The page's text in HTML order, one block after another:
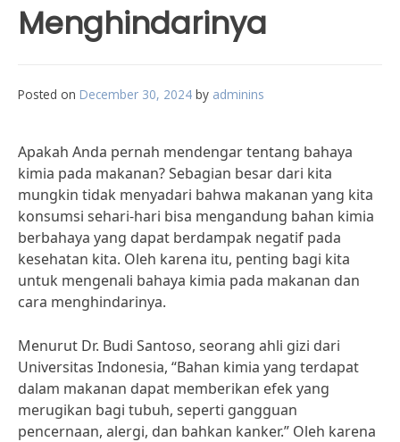
Menghindarinya
Posted on December 30, 2024 by adminins
Apakah Anda pernah mendengar tentang bahaya
kimia pada makanan? Sebagian besar dari kita
mungkin tidak menyadari bahwa makanan yang kita
konsumsi sehari-hari bisa mengandung bahan kimia
berbahaya yang dapat berdampak negatif pada
kesehatan kita. Oleh karena itu, penting bagi kita
untuk mengenali bahaya kimia pada makanan dan
cara menghindarinya.
Menurut Dr. Budi Santoso, seorang ahli gizi dari
Universitas Indonesia, “Bahan kimia yang terdapat
dalam makanan dapat memberikan efek yang
merugikan bagi tubuh, seperti gangguan
pencernaan, alergi, dan bahkan kanker.” Oleh karena